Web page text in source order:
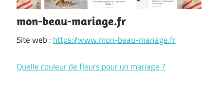
mon-beau-mariage.fr
Site web :https://www.mon-beau-mariage.fr
Quelle couleur de fleurs pour un mariage ?